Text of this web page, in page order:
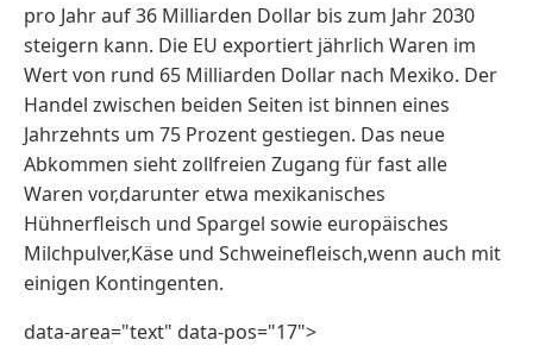
pro Jahr auf 36 Milliarden Dollar bis zum Jahr 2030
steigern kann. Die EU exportiert jährlich Waren im
Wert von rund 65 Milliarden Dollar nach Mexiko. Der
Handel zwischen beiden Seiten ist binnen eines
Jahrzehnts ‌um 75 Prozent gestiegen. Das neue
Abkommen sieht zollfreien Zugang für fast alle
Waren vor,darunter etwa mexikanisches
Hühnerfleisch und Spargel sowie europäisches
Milchpulver,Käse und Schweinefleisch,wenn auch mit
einigen Kontingenten.
data-area="text" data-pos="17">